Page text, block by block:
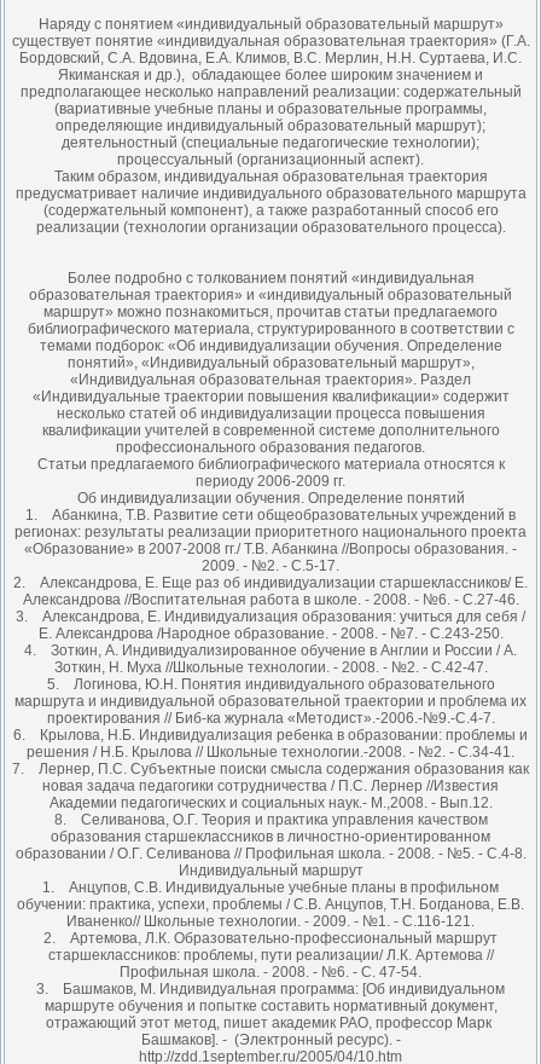
Наряду с понятием «индивидуальный образовательный маршрут»
существует понятие «индивидуальная образовательная траектория» (Г.А.
Бордовский, С.А. Вдовина, Е.А. Климов, B.C. Мерлин, Н.Н. Суртаева, И.С.
Якиманская и др.), обладающее более широким значением и
предполагающее несколько направлений реализации: содержательный
(вариативные учебные планы и образовательные программы,
определяющие индивидуальный образовательный маршрут);
деятельностный (специальные педагогические технологии);
процессуальный (организационный аспект).
Таким образом, индивидуальная образовательная траектория
предусматривает наличие индивидуального образовательного маршрута
(содержательный компонент), а также разработанный способ его
реализации (технологии организации образовательного процесса).
Более подробно с толкованием понятий «индивидуальная
образовательная траектория» и «индивидуальный образовательный
маршрут» можно познакомиться, прочитав статьи предлагаемого
библиографического материала, структурированного в соответствии с
темами подборок: «Об индивидуализации обучения. Определение
понятий», «Индивидуальный образовательный маршрут»,
«Индивидуальная образовательная траектория». Раздел
«Индивидуальные траектории повышения квалификации» содержит
несколько статей об индивидуализации процесса повышения
квалификации учителей в современной системе дополнительного
профессионального образования педагогов.
Статьи предлагаемого библиографического материала относятся к
периоду 2006-2009 гг.
Об индивидуализации обучения. Определение понятий
1. Абанкина, Т.В. Развитие сети общеобразовательных учреждений в
регионах: результаты реализации приоритетного национального проекта
«Образование» в 2007-2008 гг./ Т.В. Абанкина //Вопросы образования. -
2009. - №2. - С.5-17.
2. Александрова, Е. Еще раз об индивидуализации старшеклассников/ Е.
Александрова //Воспитательная работа в школе. - 2008. - №6. - С.27-46.
3. Александрова, Е. Индивидуализация образования: учиться для себя /
Е. Александрова /Народное образование. - 2008. - №7. - С.243-250.
4. Зоткин, А. Индивидуализированное обучение в Англии и России / А.
Зоткин, Н. Муха //Школьные технологии. - 2008. - №2. - С.42-47.
5. Логинова, Ю.Н. Понятия индивидуального образовательного
маршрута и индивидуальной образовательной траектории и проблема их
проектирования // Биб-ка журнала «Методист».-2006.-№9.-С.4-7.
6. Крылова, Н.Б. Индивидуализация ребенка в образовании: проблемы и
решения / Н.Б. Крылова // Школьные технологии.-2008. - №2. - С.34-41.
7. Лернер, П.С. Субъектные поиски смысла содержания образования как
новая задача педагогики сотрудничества / П.С. Лернер //Известия
Академии педагогических и социальных наук.- М.,2008. - Вып.12.
8. Селиванова, О.Г. Теория и практика управления качеством
образования старшеклассников в личностно-ориентированном
образовании / О.Г. Селиванова // Профильная школа. - 2008. - №5. - С.4-8.
Индивидуальный маршрут
1. Анцупов, С.В. Индивидуальные учебные планы в профильном
обучении: практика, успехи, проблемы / С.В. Анцупов, Т.Н. Богданова, Е.В.
Иваненко// Школьные технологии. - 2009. - №1. - С.116-121.
2. Артемова, Л.К. Образовательно-профессиональный маршрут
старшеклассников: проблемы, пути реализации/ Л.К. Артемова //
Профильная школа. - 2008. - №6. - С. 47-54.
3. Башмаков, М. Индивидуальная программа: [Об индивидуальном
маршруте обучения и попытке составить нормативный документ,
отражающий этот метод, пишет академик РАО, профессор Марк
Башмаков]. - (Электронный ресурс). -
http://zdd.1september.ru/2005/04/10.htm